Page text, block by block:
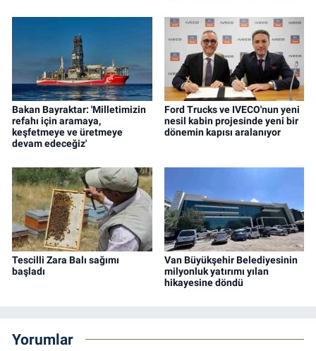
Bakan Bayraktar: 'Milletimizin
refahı için aramaya,
keşfetmeye ve üretmeye
devam edeceğiz'
Ford Trucks ve IVECO'nun yeni
nesil kabin projesinde yeni bir
dönemin kapısı aralanıyor
Tescilli Zara Balı sağımı
başladı
Van Büyükşehir Belediyesinin
milyonluk yatırımı yılan
hikayesine döndü
Yorumlar